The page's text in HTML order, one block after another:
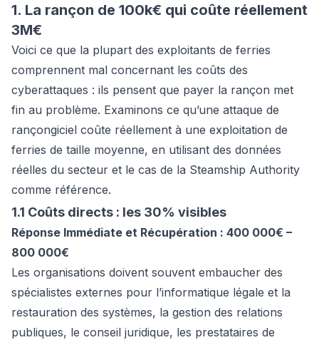
1. La rançon de 100k€ qui coûte réellement
3M€
Voici ce que la plupart des exploitants de ferries
comprennent mal concernant les coûts des
cyberattaques : ils pensent que payer la rançon met
fin au problème. Examinons ce qu’une attaque de
rançongiciel coûte réellement à une exploitation de
ferries de taille moyenne, en utilisant des données
réelles du secteur et le cas de la Steamship Authority
comme référence.
1.1 Coûts directs : les 30% visibles
Réponse Immédiate et Récupération : 400 000€ –
800 000€
Les organisations doivent souvent embaucher des
spécialistes externes pour l’informatique légale et la
restauration des systèmes, la gestion des relations
publiques, le conseil juridique, les prestataires de